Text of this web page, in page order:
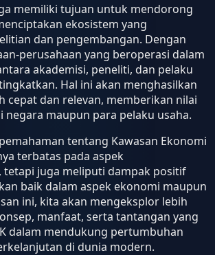
memiliki tujuan untuk mendorong
ekosistem yang
dan pengembangan. Dengan
perusahaan yang beroperasi dalam
akademisi, peneliti, dan pelaku
Hal ini akan menghasilkan
cepat dan relevan, memberikan nilai
negara maupun para pelaku usaha.
tentang Kawasan Ekonomi
terbatas pada aspek
juga meliputi dampak positif
baik dalam aspek ekonomi maupun
ini, kita akan mengeksplor lebih
manfaat, serta tantangan yang
dalam mendukung pertumbuhan
di dunia modern.